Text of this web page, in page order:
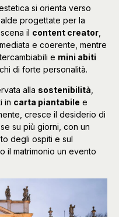
si orienta verso
progettate per la
il content creator
e coerente, mentre
e mini abiti
di forte personalità.
alla sostenibilità
in carta piantabile e
cresce il desiderio di
su più giorni, con un
degli ospiti e sul
il matrimonio un evento